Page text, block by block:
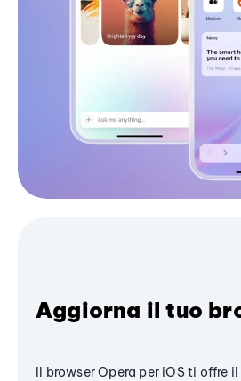
Aggiorna il tuo
Il browser Opera per iOS ti offre